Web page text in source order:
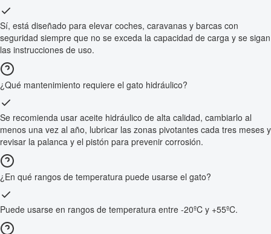
Sí, está diseñado para elevar coches, caravanas y barcas con
seguridad siempre que no se exceda la capacidad de carga y se sigan
las instrucciones de uso.
¿Qué mantenimiento requiere el gato hidráulico?
Se recomienda usar aceite hidráulico de alta calidad, cambiarlo al
menos una vez al año, lubricar las zonas pivotantes cada tres meses y
revisar la palanca y el pistón para prevenir corrosión.
¿En qué rangos de temperatura puede usarse el gato?
Puede usarse en rangos de temperatura entre -20ºC y +55ºC.